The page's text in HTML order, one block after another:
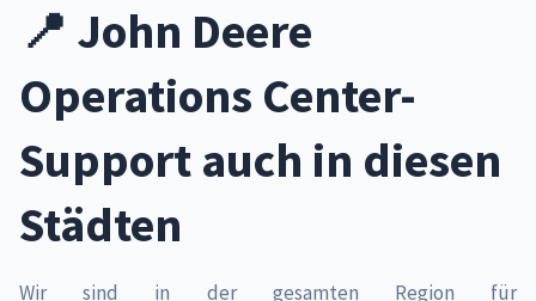
📍 John Deere
Operations Center-
Support auch in diesen
Städten
Wir sind in der gesamten Region für